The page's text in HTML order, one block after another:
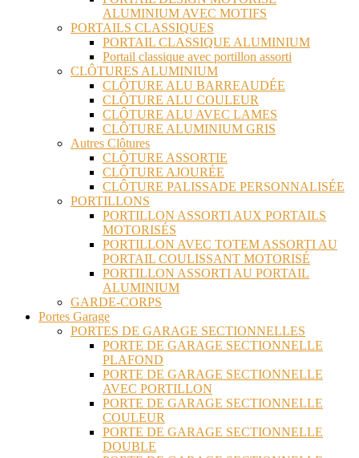
ALUMINIUM AVEC MOTIFS
PORTAILS CLASSIQUES
PORTAIL CLASSIQUE ALUMINIUM
Portail classique avec portillon assorti
CLÔTURES ALUMINIUM
CLÔTURE ALU BARREAUDÉE
CLÔTURE ALU COULEUR
CLÔTURE ALU AVEC LAMES
CLÔTURE ALUMINIUM GRIS
Autres Clôtures
CLÔTURE ASSORTIE
CLÔTURE AJOURÉE
CLÔTURE PALISSADE PERSONNALISÉE
PORTILLONS
PORTILLON ASSORTI AUX PORTAILS
MOTORISÉS
PORTILLON AVEC TOTEM ASSORTI AU
PORTAIL COULISSANT MOTORISÉ
PORTILLON ASSORTI AU PORTAIL
ALUMINIUM
GARDE-CORPS
Portes Garage
PORTES DE GARAGE SECTIONNELLES
PORTE DE GARAGE SECTIONNELLE
PLAFOND
PORTE DE GARAGE SECTIONNELLE
AVEC PORTILLON
PORTE DE GARAGE SECTIONNELLE
COULEUR
PORTE DE GARAGE SECTIONNELLE
DOUBLE